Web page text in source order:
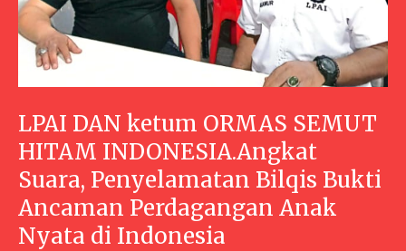
LPAI DAN ketum ORMAS SEMUT
HITAM INDONESIA.Angkat
Suara, Penyelamatan Bilqis Bukti
Ancaman Perdagangan Anak
Nyata di Indonesia